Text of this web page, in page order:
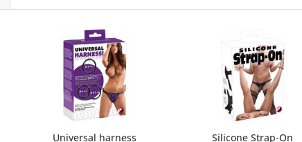
Universal harness Silicone Strap-On